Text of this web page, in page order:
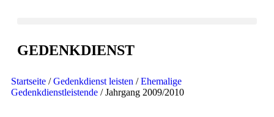
GEDENKDIENST
Startseite /Gedenkdienst leisten /Ehemalige
Gedenkdienstleistende / Jahrgang 2009/2010